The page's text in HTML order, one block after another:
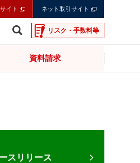
イト ネット取引サイト
リスク・手数料等
資料請求
スリリース